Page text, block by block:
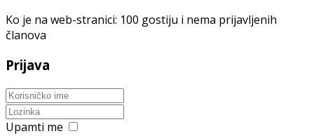
Ko je na web-stranici: 100 gostiju i nema prijavljenih
članova
Prijava
Upamti me